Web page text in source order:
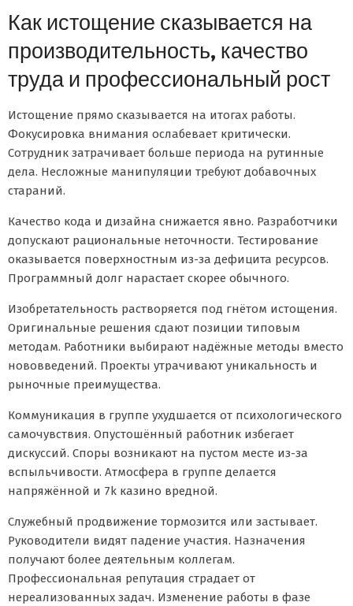
Как истощение сказывается на
производительность, качество
труда и профессиональный рост
Истощение прямо сказывается на итогах работы.
Фокусировка внимания ослабевает критически.
Сотрудник затрачивает больше периода на рутинные
дела. Несложные манипуляции требуют добавочных
стараний.
Качество кода и дизайна снижается явно. Разработчики
допускают рациональные неточности. Тестирование
оказывается поверхностным из-за дефицита ресурсов.
Программный долг нарастает скорее обычного.
Изобретательность растворяется под гнётом истощения.
Оригинальные решения сдают позиции типовым
методам. Работники выбирают надёжные методы вместо
нововведений. Проекты утрачивают уникальность и
рыночные преимущества.
Коммуникация в группе ухудшается от психологического
самочувствия. Опустошённый работник избегает
дискуссий. Споры возникают на пустом месте из-за
вспыльчивости. Атмосфера в группе делается
напряжённой и 7k казино вредной.
Служебный продвижение тормозится или застывает.
Руководители видят падение участия. Назначения
получают более деятельным коллегам.
Профессиональная репутация страдает от
нереализованных задач. Изменение работы в фазе